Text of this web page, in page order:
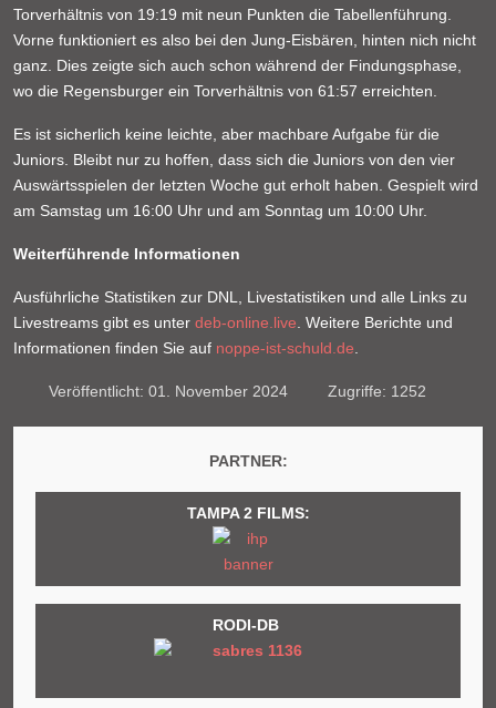
Torverhältnis von 19:19 mit neun Punkten die Tabellenführung.
Vorne funktioniert es also bei den Jung-Eisbären, hinten nich nicht
ganz. Dies zeigte sich auch schon während der Findungsphase,
wo die Regensburger ein Torverhältnis von 61:57 erreichten.
Es ist sicherlich keine leichte, aber machbare Aufgabe für die
Juniors. Bleibt nur zu hoffen, dass sich die Juniors von den vier
Auswärtsspielen der letzten Woche gut erholt haben. Gespielt wird
am Samstag um 16:00 Uhr und am Sonntag um 10:00 Uhr.
Weiterführende Informationen
Ausführliche Statistiken zur DNL, Livestatistiken und alle Links zu
Livestreams gibt es unter deb-online.live . Weitere Berichte und
Informationen finden Sie auf noppe-ist-schuld.de
Veröffentlicht: 01. November 2024 Zugriffe: 1252
PARTNER:
TAMPA 2 FILMS:
RODI-DB